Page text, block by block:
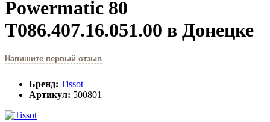
Powermatic 80
T086.407.16.051.00 в Донецке
Напишите первый отзыв
Бренд: Tissot
Артикул: 500801